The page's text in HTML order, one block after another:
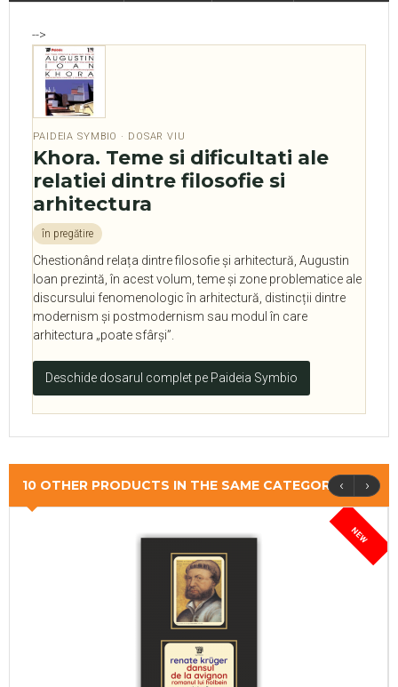
-->
PAIDEIA SYMBIO · DOSAR VIU
Khora. Teme si dificultati ale
relatiei dintre filosofie si
arhitectura
în pregătire
Chestionând relața dintre filosofie și arhitectură, Augustin
Ioan prezintă, în acest volum, teme și zone problematice ale
discursului fenomenologic în arhitectură, distincții dintre
modernism și postmodernism sau modul în care
arhitectura „poate sfârși”.
Deschide dosarul complet pe Paideia Symbio
10 OTHER PRODUCTS IN THE SAME CATEGORY ‹ ›
NEW